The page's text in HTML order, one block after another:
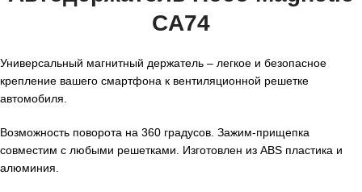
CA74
Универсальный магнитный держатель – легкое и безопасное
крепление вашего смартфона к вентиляционной решетке
автомобиля.
Возможность поворота на 360 градусов. Зажим-прищепка
совместим с любыми решетками. Изготовлен из ABS пластика и
алюминия.